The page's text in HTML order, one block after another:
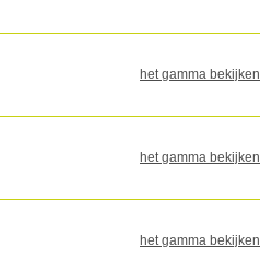
het gamma bekijken
het gamma bekijken
het gamma bekijken